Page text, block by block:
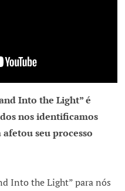
Into the Light” é
nos identificamos
seu processo
Into the Light” para nós